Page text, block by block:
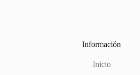
Información
Inicio